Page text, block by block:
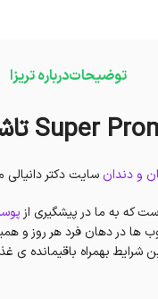
توضیحاتدرباره تریزا
و دندان سایت دکتر دانیالی
که به ما در پیشگیری از
ها در دهان فرد هر روز و
شرایط بهمراه باقیمانده ی